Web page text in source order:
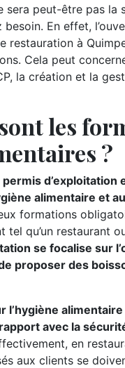
sera peut-être pas la
En effet,
restauration à
Cela peut
la création et la
les
?
permis d’exploitation
alimentaire et
formations
tel qu’un restaurant
se focalise sur
proposer des
l’hygiène alimentaire
avec la
en
aux clients se